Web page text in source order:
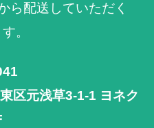
ら配送していただく
。
区元浅草3-1-1 ヨネク